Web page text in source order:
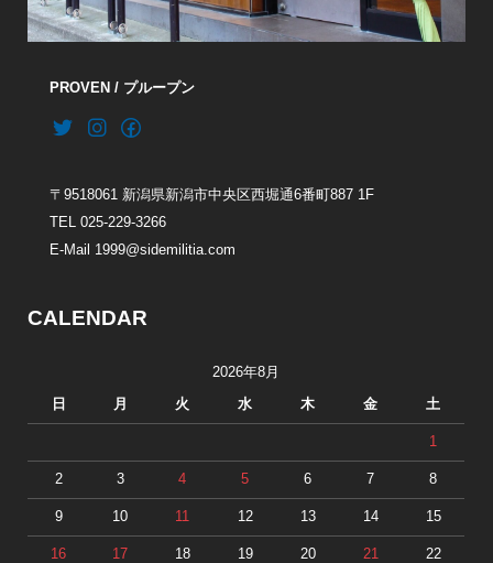
PROVEN / プループン
〒9518061 新潟県新潟市中央区西堀通6番町887 1F
TEL 025-229-3266
E-Mail 1999@sidemilitia.com
CALENDAR
2026年8月
日 月 火 水 木 金 土
1
2 3 4 5 6 7 8
9 10 11 12 13 14 15
16 17 18 19 20 21 22